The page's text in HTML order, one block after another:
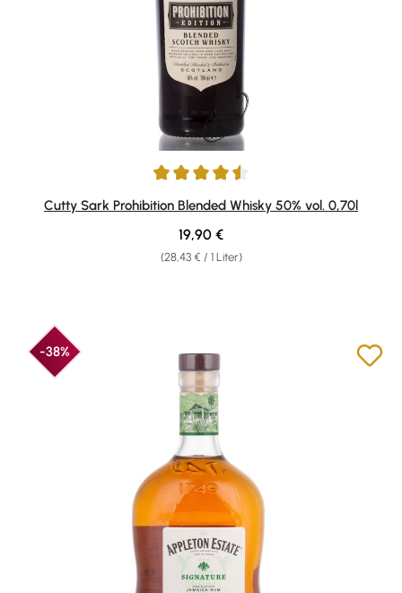
Durchschnittliche Bewertung von 4.59 von 5 Sternen
Cutty Sark Prohibition Blended Whisky 50% vol. 0,70l
(28,43 € / 1 Liter)
Regulärer Preis:
19,90 €
-38%